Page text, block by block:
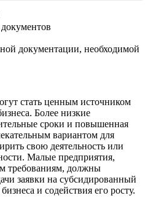
документации, необходимой
стать ценным источником
Более низкие
сроки и повышенная
вариантом для
свою деятельность или
Малые предприятия,
требованиям, должны
заявки на субсидированный
и содействия его росту.